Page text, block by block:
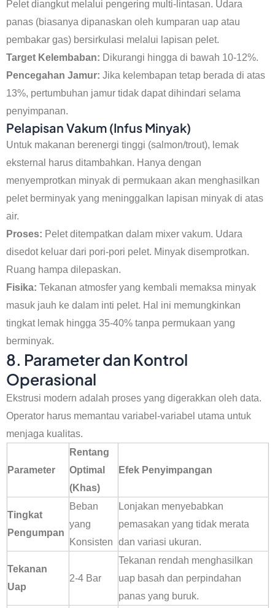
Pelet diangkut melalui pengering multi-lintasan. Udara
panas (biasanya dipanaskan oleh kumparan uap atau
pembakar gas) bersirkulasi melalui lapisan pelet.
Target Kelembaban: Dikurangi hingga di bawah 10-12%.
Pencegahan Jamur: Jika kelembapan tetap berada di atas
13%, pertumbuhan jamur tidak dapat dihindari selama
penyimpanan.
Pelapisan Vakum (Infus Minyak)
Untuk makanan berenergi tinggi (salmon/trout), lemak
eksternal harus ditambahkan. Hanya dengan
menyemprotkan minyak di permukaan akan menghasilkan
pelet berminyak yang meninggalkan lapisan minyak di atas
air.
Proses: Pelet ditempatkan dalam mixer vakum. Udara
disedot keluar dari pori-pori pelet. Minyak disemprotkan.
Ruang hampa dilepaskan.
Fisika: Tekanan atmosfer yang kembali memaksa minyak
masuk jauh ke dalam inti pelet. Hal ini memungkinkan
tingkat lemak hingga 35-40% tanpa permukaan yang
berminyak.
8. Parameter dan Kontrol
Operasional
Ekstrusi modern adalah proses yang digerakkan oleh data.
Operator harus memantau variabel-variabel utama untuk
menjaga kualitas.
Parameter
Rentang
Optimal
(Khas)
Efek Penyimpangan
Tingkat
Pengumpan
Beban
yang
Konsisten
Lonjakan menyebabkan
pemasakan yang tidak merata
dan variasi ukuran.
Tekanan
Uap
2-4 Bar
Tekanan rendah menghasilkan
uap basah dan perpindahan
panas yang buruk.